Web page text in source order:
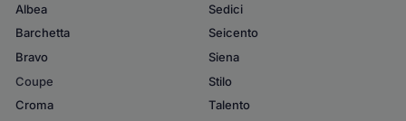
Albea
Barchetta
Bravo
Coupe
Croma
Sedici
Seicento
Siena
Stilo
Talento